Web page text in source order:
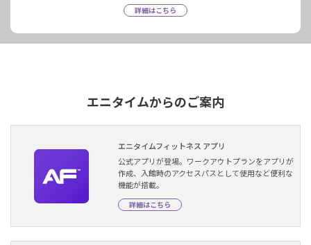
詳細はこちら
エニタイムからのご案内
エニタイムフィットネス アプリ
公式アプリが登場。ワークアウトプランをアプリが
作成、入館時のアクセスパスとして使用など便利な
機能が搭載。
詳細はこちら